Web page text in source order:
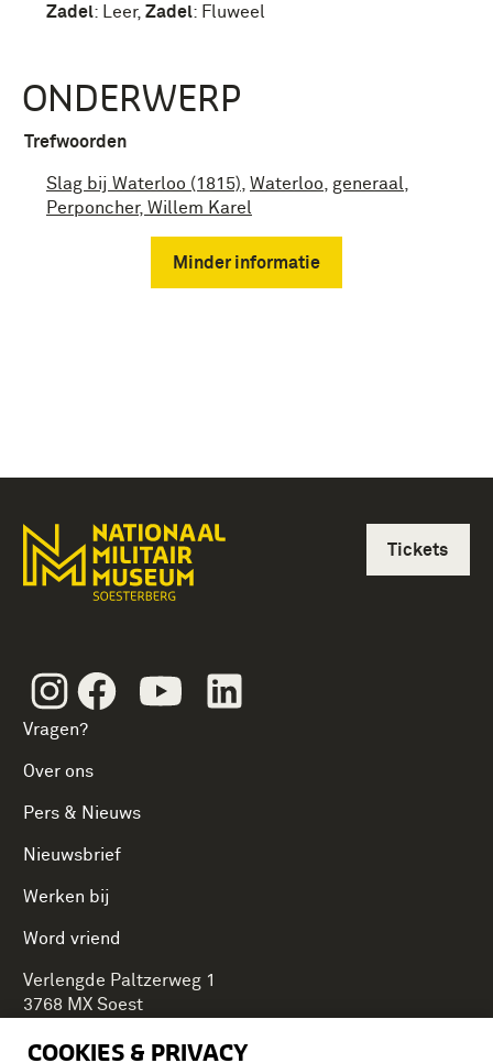
COOKIES & PRIVACY
Zadel: Leer, Zadel: Fluweel
ONDERWERP
Trefwoorden
Slag bij Waterloo (1815) Waterloo generaal
Perponcher, Willem Karel
Minder informatie
InstagramFacebookYoutube
Vragen?
Over ons
Pers & Nieuws
Nieuwsbrief
Werken bij
Word vriend
Tickets
Verlengde Paltzerweg 1
3768 MX Soest